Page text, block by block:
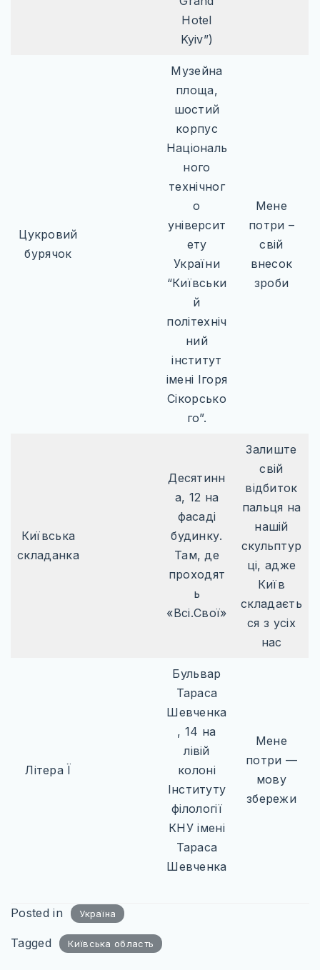
Hotel
Kyiv”)
Цукровий
бурячок
Музейна
площа,
шостий
корпус
Національ
ного
технічног
о
університ
ету
України
“Київськи
й
політехніч
ний
інститут
імені Ігоря
Сікорсько
го”.
Мене
потри –
свій
внесок
зроби
Київська
складанка
Десятинн
а, 12 на
фасаді
будинку.
Там, де
проходят
ь
«Всі.Свої»
Залиште
свій
відбиток
пальця на
нашій
скульптур
ці, адже
Київ
складаєть
ся з усіх
нас
Літера Ї
Бульвар
Тараса
Шевченка
, 14 на
лівій
колоні
Інституту
філології
КНУ імені
Тараса
Шевченка
Мене
потри —
мову
збережи
Posted in Україна
Tagged Київська область